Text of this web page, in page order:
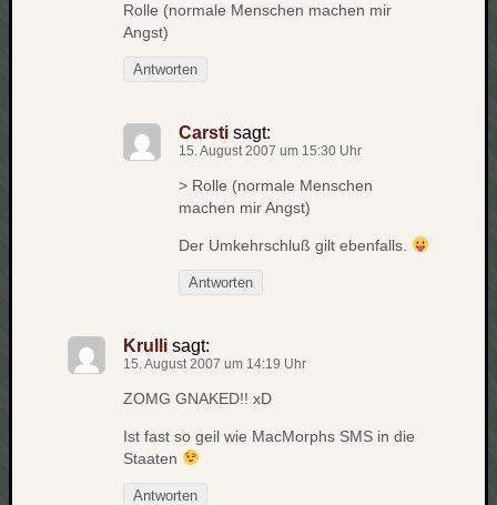
Rolle (normale Menschen machen mir
Angst)
Antworten
Carsti sagt:
15. August 2007 um 15:30 Uhr
> Rolle (normale Menschen
machen mir Angst)
Der Umkehrschluß gilt ebenfalls.
Antworten
Krulli sagt:
15. August 2007 um 14:19 Uhr
ZOMG GNAKED!! xD
Ist fast so geil wie MacMorphs SMS in die
Staaten
Antworten